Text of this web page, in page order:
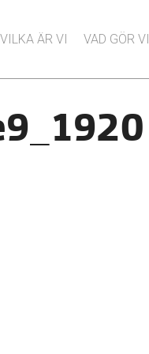
VILKA ÄR VI VAD GÖR VI